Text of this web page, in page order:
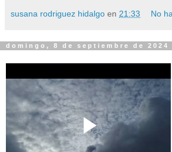
susana rodriguez hidalgo en 21:33 No
domingo, 8 de septiembre de 2024